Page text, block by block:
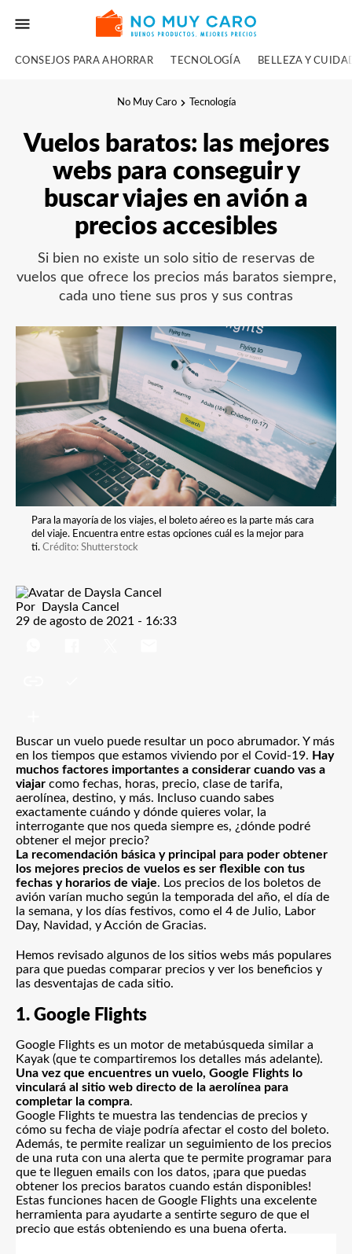
CONSEJOS PARA AHORRAR TECNOLOGÍA BELLEZA Y
No Muy Caro Tecnología
Vuelos baratos: las mejores
webs para conseguir y
buscar viajes en avión a
precios accesibles
Si bien no existe un solo sitio de reservas de
vuelos que ofrece los precios más baratos siempre,
cada uno tiene sus pros y sus contras
Para la mayoría de los viajes, el boleto aéreo es la parte más cara
del viaje. Encuentra entre estas opciones cuál es la mejor para
ti. Crédito: Shutterstock
Por
Daysla Cancel
29 de agosto de 2021 - 16:33
Buscar un vuelo puede resultar un poco abrumador. Y más
en los tiempos que estamos viviendo por el Covid-19. Hay
muchos factores importantes a considerar cuando vas a
viajar como fechas, horas, precio, clase de tarifa,
aerolínea, destino, y más. Incluso cuando sabes
exactamente cuándo y dónde quieres volar, la
interrogante que nos queda siempre es, ¿dónde podré
obtener el mejor precio?
La recomendación básica y principal para poder obtener
los mejores precios de vuelos es ser flexible con tus
fechas y horarios de viaje. Los precios de los boletos de
avión varían mucho según la temporada del año, el día de
la semana, y los días festivos, como el 4 de Julio, Labor
Day, Navidad, y Acción de Gracias.
Hemos revisado algunos de los sitios webs más populares
para que puedas comparar precios y ver los beneficios y
las desventajas de cada sitio.
1. Google Flights
Google Flights es un motor de metabúsqueda similar a
Kayak (que te compartiremos los detalles más adelante).
Una vez que encuentres un vuelo, Google Flights lo
vinculará al sitio web directo de la aerolínea para
completar la compra.
Google Flights te muestra las tendencias de precios y
cómo su fecha de viaje podría afectar el costo del boleto.
Además, te permite realizar un seguimiento de los precios
de una ruta con una alerta que te permite programar para
que te lleguen emails con los datos, ¡para que puedas
obtener los precios baratos cuando están disponibles!
Estas funciones hacen de Google Flights una excelente
herramienta para ayudarte a sentirte seguro de que el
precio que estás obteniendo es una buena oferta.